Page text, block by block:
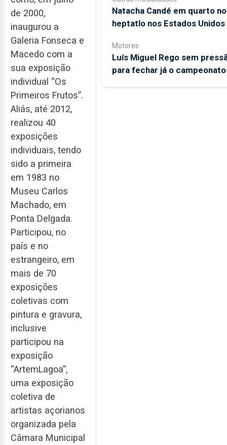
de 2000,
inaugurou a
Galeria Fonseca e
Macedo com a
sua exposição
individual “Os
Primeiros Frutos”.
Aliás, até 2012,
realizou 40
exposições
individuais, tendo
sido a primeira
em 1983 no
Museu Carlos
Machado, em
Ponta Delgada.
Participou, no
país e no
estrangeiro, em
mais de 70
exposições
coletivas com
pintura e gravura,
inclusive
participou na
exposição
“ArtemLagoa”,
uma exposição
coletiva de
artistas açorianos
organizada pela
Câmara Municipal
Natacha Candé em quarto no
heptatlo nos Estados Unidos
Motores
Luís Miguel Rego sem
para fechar já o campeonato